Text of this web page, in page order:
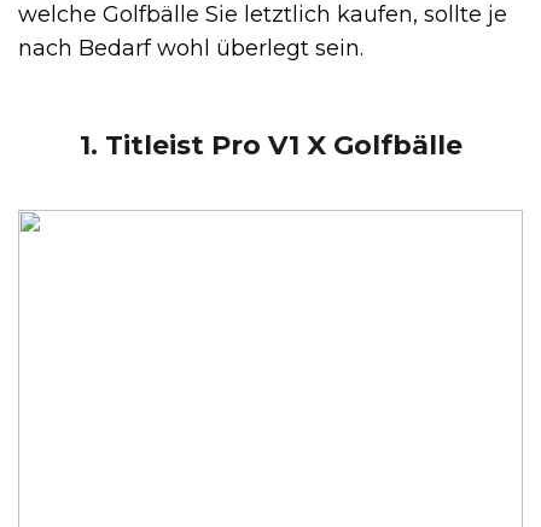
welche Golfbälle Sie letztlich kaufen, sollte je
nach Bedarf wohl überlegt sein.
1. Titleist Pro V1 X Golfbälle